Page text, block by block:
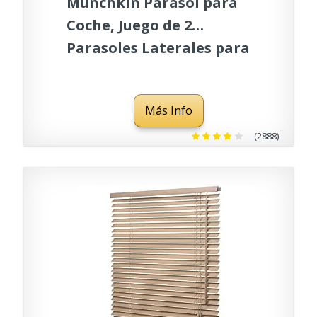
Coche, Juego de 2
Parasoles Laterales para
Enrollable con Protección
UV Bebés y Niños
Pequeños, Desmontable,
Accesorio de Coche
Más Info
(2888)